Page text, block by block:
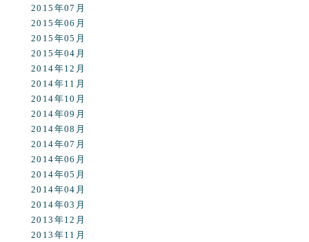
2015年07月
2015年06月
2015年05月
2015年04月
2014年12月
2014年11月
2014年10月
2014年09月
2014年08月
2014年07月
2014年06月
2014年05月
2014年04月
2014年03月
2013年12月
2013年11月